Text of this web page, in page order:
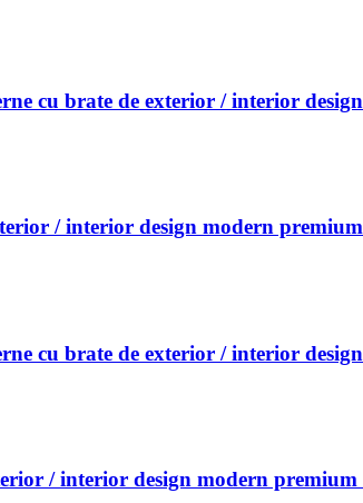
cu brate de exterior / interior
/ interior design modern
cu brate de exterior / interior
/ interior design modern